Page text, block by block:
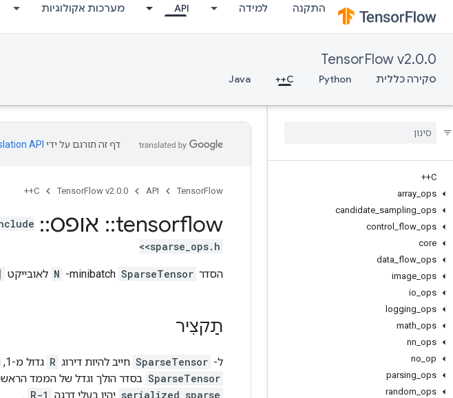
התקנה למידה API מערכות אקולוגיות
TensorFlow v2.0.0
סקירה כללית Python
C++
Java
C++
array ops
candidate sampling ops
control
flow ops
core
data flow ops
image ops
io ops
logging ops
math ops
nn ops
no op
parsing ops
random ops
דף זה תורגם על ידי API
TensorFlow
API
TensorFlow v2.0.0
C++
tensorflow
:: אופס::
<sparse_ops.h>
הסדר N -minibatch SparseTensor לאובייקט
תַקצִיר
ל- SparseTensor חייב להיות דירוג R גדול מ-1, והממד הראשון מטופל כמימד המיני-אצט. יש למיין אלמנטים של
SparseTensor בסדר הולך וגדל של הממד
serialized_sparse יהיו בעלי דרגה R-1
.